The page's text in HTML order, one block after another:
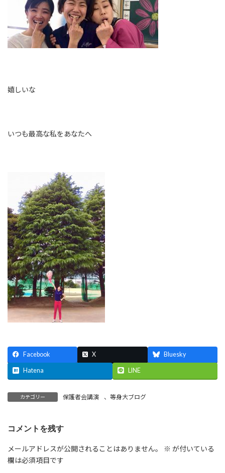
嬉しいな
いつも最高な私をあなたへ
Facebook X Bluesky
Hatena LINE
カテゴリー 保護者会講演 、 等身大ブログ
コメントを残す
メールアドレスが公開されることはありません。 ※ が付いている
欄は必須項目です